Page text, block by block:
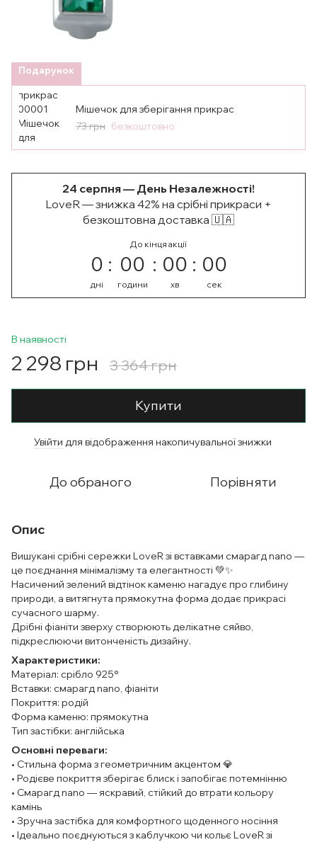
Подарунок
Мішечок для зберігання прикрас
73 грн безкоштовно
24 серпня — День Незалежності!
LoveR — знижка 42% на срібні прикраси +
безкоштовна доставка 🇺🇦
До кінця акції
0
дні
00
години
00
хв
00
сек
В наявності
2 298 грн 3 364 грн
Купити
Увійти для відображення накопичувальної знижки
До обраного Порівняти
Опис
Вишукані срібні сережки LoveR зі вставками смарагд nano —
це поєднання мінімалізму та елегантності 💚✨
Насичений зелений відтінок каменю нагадує про глибину
природи, а витягнута прямокутна форма додає прикрасі
сучасного шарму.
Дрібні фіаніти зверху створюють делікатне сяйво,
підкреслюючи витонченість дизайну.
Характеристики:
Матеріал: срібло 925°
Вставки: смарагд nano, фіаніти
Покриття: родій
Форма каменю: прямокутна
Тип застібки: англійська
Основні переваги:
• Стильна форма з геометричним акцентом 💎
• Родієве покриття зберігає блиск і запобігає потемнінню
• Смарагд nano — яскравий, стійкий до втрати кольору
камінь
• Зручна застібка для комфортного щоденного носіння
• Ідеально поєднуються з каблучкою чи кольє LoveR зі